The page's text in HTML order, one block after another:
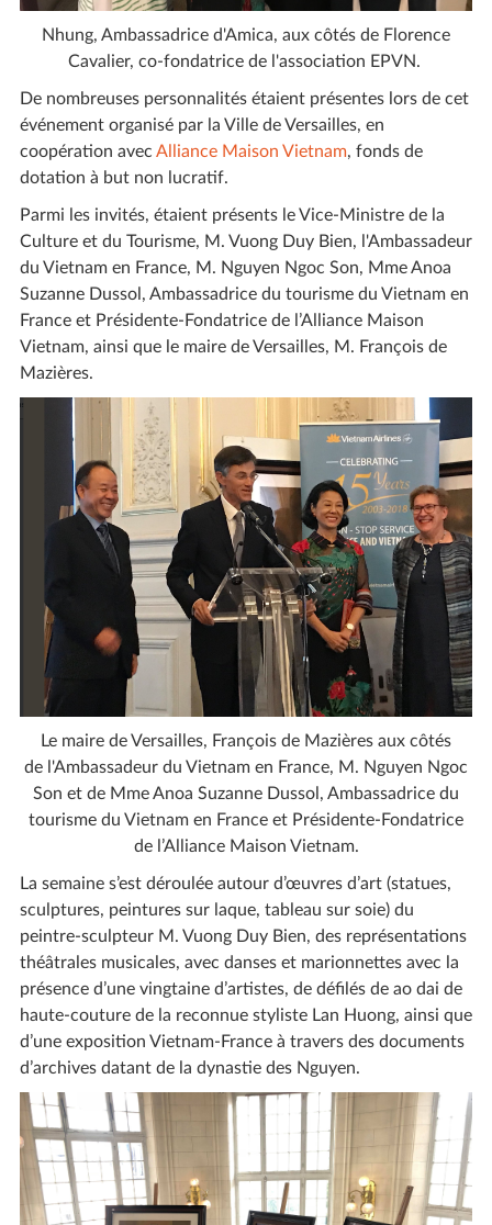
Nhung, Ambassadrice d'Amica, aux côtés de Florence
Cavalier, co-fondatrice de l'association EPVN.
De nombreuses personnalités étaient présentes lors de cet
événement organisé par la Ville de Versailles, en
coopération avec Alliance Maison Vietnam, fonds de
dotation à but non lucratif.
Parmi les invités, étaient présents le Vice-Ministre de la
Culture et du Tourisme, M. Vuong Duy Bien, l'Ambassadeur
du Vietnam en France, M. Nguyen Ngoc Son, Mme Anoa
Suzanne Dussol, Ambassadrice du tourisme du Vietnam en
France et Présidente-Fondatrice de l’Alliance Maison
Vietnam, ainsi que le maire de Versailles, M. François de
Mazières.
Le maire de Versailles, François de Mazières aux côtés
de l'Ambassadeur du Vietnam en France, M. Nguyen Ngoc
Son et de Mme Anoa Suzanne Dussol, Ambassadrice du
tourisme du Vietnam en France et Présidente-Fondatrice
de l’Alliance Maison Vietnam.
La semaine s’est déroulée autour d’œuvres d’art (statues,
sculptures, peintures sur laque, tableau sur soie) du
peintre-sculpteur M. Vuong Duy Bien, des représentations
théâtrales musicales, avec danses et marionnettes avec la
présence d’une vingtaine d’artistes, de défilés de ao dai de
haute-couture de la reconnue styliste Lan Huong, ainsi que
d’une exposition Vietnam-France à travers des documents
d’archives datant de la dynastie des Nguyen.